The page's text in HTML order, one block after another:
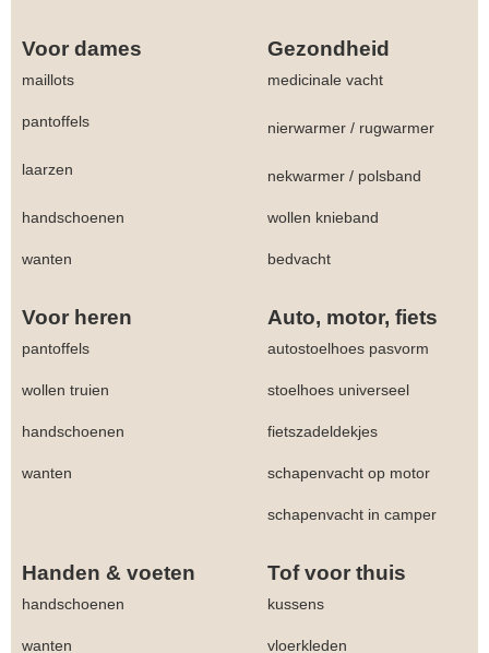
Voor dames Gezondheid
maillots medicinale vacht
pantoffels nierwarmer / rugwarmer
laarzen nekwarmer / polsband
handschoenen wollen knieband
wanten bedvacht
Voor heren Auto, motor, fiets
pantoffels autostoelhoes pasvorm
wollen truien stoelhoes universeel
handschoenen fietszadeldekjes
wanten schapenvacht op motor
schapenvacht in camper
Handen & voeten Tof voor thuis
handschoenen kussens
wanten vloerkleden